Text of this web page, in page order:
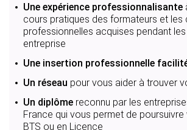
Une expérience professionnalisante
cours pratiques des formateurs et les
professionnelles acquises pendant
entreprise
Une insertion professionnelle
Un réseau pour vous aider à trouver
Un diplôme reconnu par les
France qui vous permet de
BTS ou en Licence